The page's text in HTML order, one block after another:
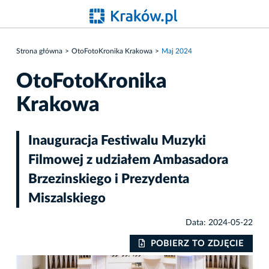
Strona główna OtoFotoKronika Krakowa Maj 2024
OtoFotoKronika
Krakowa
Inauguracja Festiwalu Muzyki
Filmowej z udziałem Ambasadora
Brzezinskiego i Prezydenta
Miszalskiego
Data: 2024-05-22
POBIERZ TO ZDJĘCIE